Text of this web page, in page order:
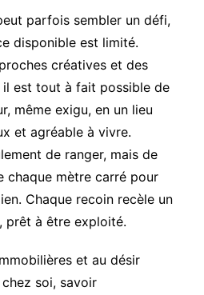
parfois sembler un défi,
disponible est limité.
créatives et des
est tout à fait possible de
même exigu, en un lieu
et agréable à vivre.
de ranger, mais de
chaque mètre carré pour
Chaque recoin recèle un
prêt à être exploité.
et au désir
soi, savoir